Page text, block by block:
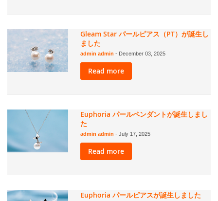
Gleam Star パールピアス（PT）が誕生し
ました
admin admin- December 03, 2025
Read more
Euphoria パールペンダントが誕生しまし
た
admin admin- July 17, 2025
Read more
Euphoria パールピアスが誕生しました